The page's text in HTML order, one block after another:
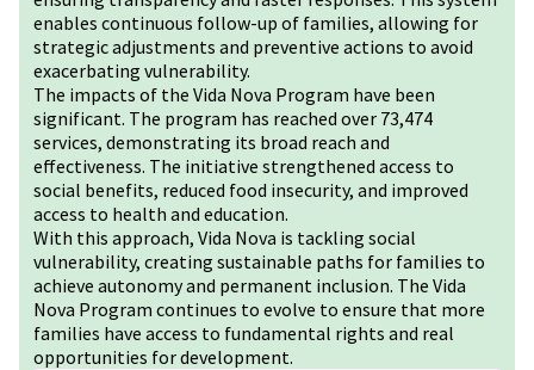
enables continuous follow-up of families, allowing for
strategic adjustments and preventive actions to avoid
exacerbating vulnerability.
The impacts of the Vida Nova Program have been
significant. The program has reached over 73,474
services, demonstrating its broad reach and
effectiveness. The initiative strengthened access to
social benefits, reduced food insecurity, and improved
access to health and education.
With this approach, Vida Nova is tackling social
vulnerability, creating sustainable paths for families to
achieve autonomy and permanent inclusion. The Vida
Nova Program continues to evolve to ensure that more
families have access to fundamental rights and real
opportunities for development.